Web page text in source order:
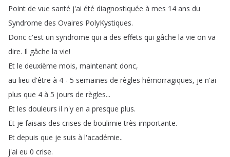
Point de vue santé j'ai été diagnostiquée à mes 14 ans du
Syndrome des Ovaires PolyKystiques.
Donc c'est un syndrome qui a des effets qui gâche la vie on va
dire. Il gâche la vie!
Et le deuxième mois, maintenant donc,
au lieu d'être à 4 - 5 semaines de règles hémorragiques, je n'ai
plus que 4 à 5 jours de règles...
Et les douleurs il n'y en a presque plus.
Et je faisais des crises de boulimie très importante.
Et depuis que je suis à l'académie..
j'ai eu 0 crise.